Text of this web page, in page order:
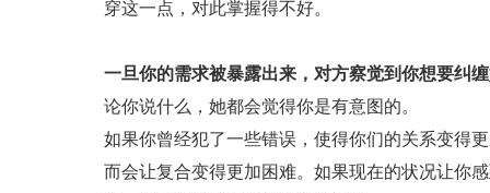
穿这一点，对此掌握得不好。
一旦你的需求被暴露出来，对方察觉到你想要纠
论你说什么，她都会觉得你是有意图的。
如果你曾经犯了一些错误，使得你们的关系变得
而会让复合变得更加困难。如果现在的状况让你